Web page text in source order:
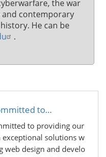
the war
and contemporary
He can be
.
to…
to providing our
exceptional solutions w
web design and develo